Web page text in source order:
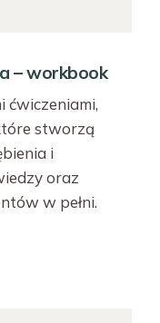
– workbook
ćwiczeniami,
stworzą
i
oraz
w pełni.